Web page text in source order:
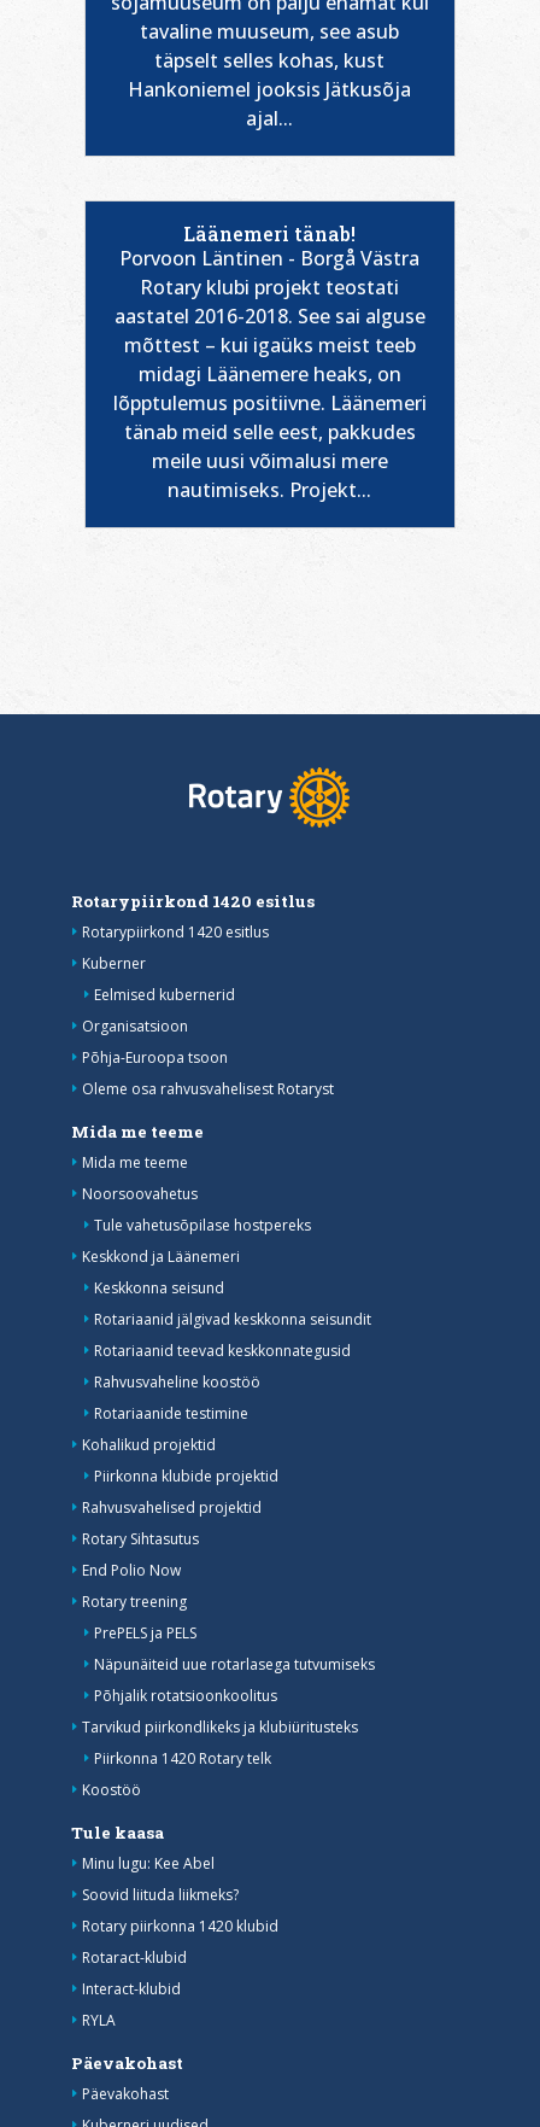
tavaline muuseum, see asub
täpselt selles kohas, kust
Hankoniemel jooksis Jätkusõja
ajal...
Läänemeri tänab!
Porvoon Läntinen - Borgå Västra
Rotary klubi projekt teostati
aastatel 2016-2018. See sai alguse
mõttest – kui igaüks meist teeb
midagi Läänemere heaks, on
lõpptulemus positiivne. Läänemeri
tänab meid selle eest, pakkudes
meile uusi võimalusi mere
nautimiseks. Projekt...
Rotarypiirkond 1420 esitlus
Rotarypiirkond 1420 esitlus
Kuberner
Eelmised kubernerid
Organisatsioon
Põhja-Euroopa tsoon
Oleme osa rahvusvahelisest Rotaryst
Mida me teeme
Mida me teeme
Noorsoovahetus
Tule vahetusõpilase hostpereks
Keskkond ja Läänemeri
Keskkonna seisund
Rotariaanid jälgivad keskkonna seisundit
Rotariaanid teevad keskkonnategusid
Rahvusvaheline koostöö
Rotariaanide testimine
Kohalikud projektid
Piirkonna klubide projektid
Rahvusvahelised projektid
Rotary Sihtasutus
End Polio Now
Rotary treening
PrePELS ja PELS
Näpunäiteid uue rotarlasega tutvumiseks
Põhjalik rotatsioonkoolitus
Tarvikud piirkondlikeks ja klubiüritusteks
Piirkonna 1420 Rotary telk
Koostöö
Tule kaasa
Minu lugu: Kee Abel
Soovid liituda liikmeks?
Rotary piirkonna 1420 klubid
Rotaract-klubid
Interact-klubid
RYLA
Päevakohast
Päevakohast